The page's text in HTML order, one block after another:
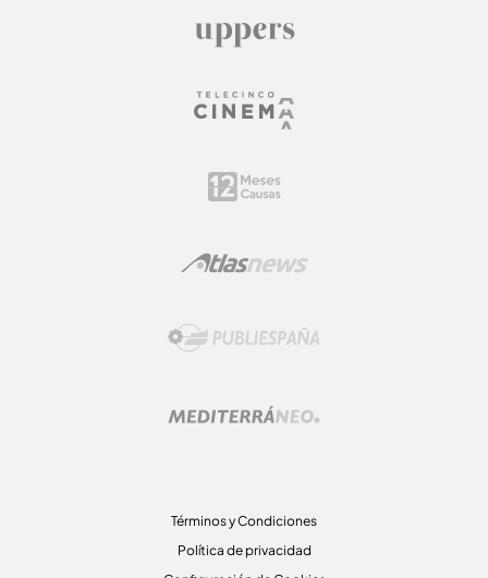
Términos y Condiciones
Política de privacidad